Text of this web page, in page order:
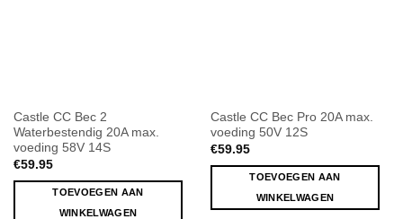
Castle CC Bec 2
Waterbestendig 20A max.
voeding 58V 14S
€59.95
TOEVOEGEN AAN
WINKELWAGEN
Castle CC Bec Pro 20A max.
voeding 50V 12S
€59.95
TOEVOEGEN AAN
WINKELWAGEN